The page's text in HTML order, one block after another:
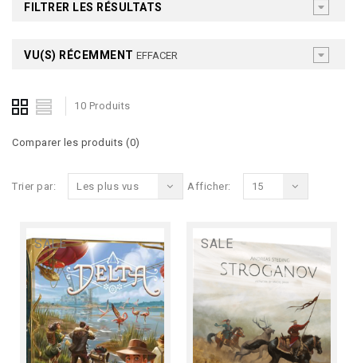
FILTRER LES RÉSULTATS
VU(S) RÉCEMMENT EFFACER
10 Produits
Comparer les produits (0)
Trier par: Les plus vus Afficher: 15
SALE SALE